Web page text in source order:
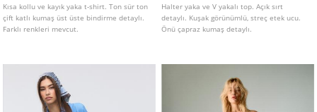
Kısa kollu ve kayık yaka t-shirt. Ton sür ton
çift katlı kumaş üst üste bindirme detaylı.
Farklı renkleri mevcut.
Halter yaka ve V yakalı top. Açık sırt
detaylı. Kuşak görünümlü, streç etek ucu.
Önü çapraz kumaş detaylı.